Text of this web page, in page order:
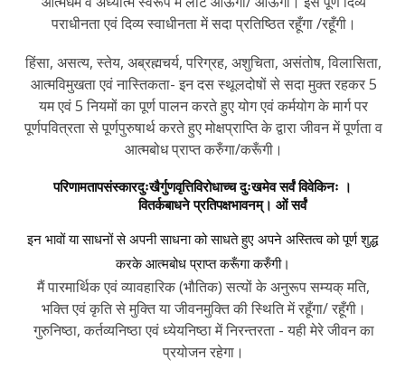
पराधीनता एवं दिव्य स्वाधीनता में सदा प्रतिष्ठित रहूँगा /रहूँगी।
हिंसा, असत्य, स्तेय, अब्रह्मचर्य, परिग्रह, अशुचिता, असंतोष, विलासिता,
आत्मविमुखता एवं नास्तिकता- इन दस स्थूलदोषों से सदा मुक्त रहकर 5
यम एवं 5 नियमों का पूर्ण पालन करते हुए योग एवं कर्मयोग के मार्ग पर
पूर्णपवित्रता से पूर्णपुरुषार्थ करते हुए मोक्षप्राप्ति के द्वारा जीवन में पूर्णता व
आत्मबोध प्राप्त करुँगा/करूँगी।
परिणामतापसंस्कारदुःखैर्गुणवृत्तिविरोधाच्च दुःखमेव सर्वं विवेकिनः ।
वितर्कबाधने प्रतिपक्षभावनम्। ओं सर्वं
इन भावों या साधनों से अपनी साधना को साधते हुए अपने अस्तित्व को पूर्ण शुद्ध
करके आत्मबोध प्राप्त करूँगा करुँगी।
मैं पारमार्थिक एवं व्यावहारिक (भौतिक) सत्यों के अनुरूप सम्यक् मति,
भक्ति एवं कृति से मुक्ति या जीवनमुक्ति की स्थिति में रहूँगा/ रहूँगी।
गुरुनिष्ठा, कर्तव्यनिष्ठा एवं ध्येयनिष्ठा में निरन्तरता - यही मेरे जीवन का
प्रयोजन रहेगा।